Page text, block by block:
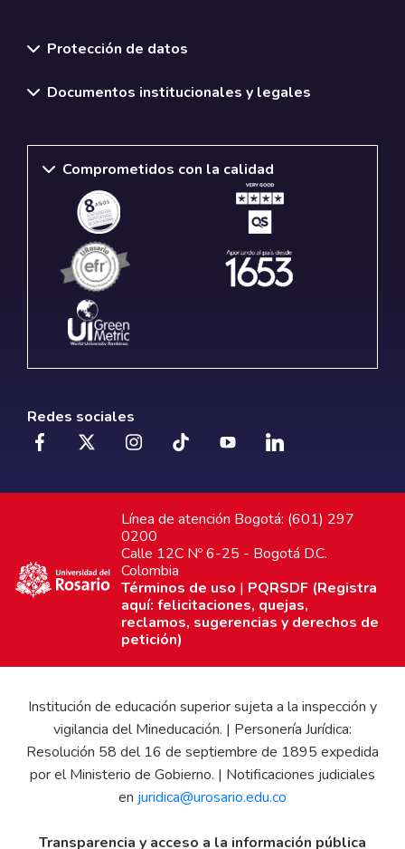
Protección de datos
Documentos institucionales y legales
Comprometidos con la calidad
Redes sociales
Línea de atención Bogotá: (601) 297
0200
Calle 12C Nº 6-25 - Bogotá D.C.
Colombia
Términos de uso | PQRSDF (Registra
aquí: felicitaciones, quejas,
reclamos, sugerencias y derechos de
petición)
Institución de educación superior sujeta a la inspección y
vigilancia del Mineducación. | Personería Jurídica:
Resolución 58 del 16 de septiembre de 1895 expedida
por el Ministerio de Gobierno. | Notificaciones judiciales
en juridica@urosario.edu.co
Transparencia y acceso a la información pública